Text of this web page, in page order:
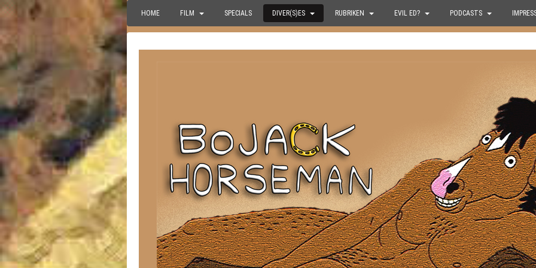
HOME FILM SPECIALS DIVER(S)ES RUBRIKEN EVIL ED? PODCASTS